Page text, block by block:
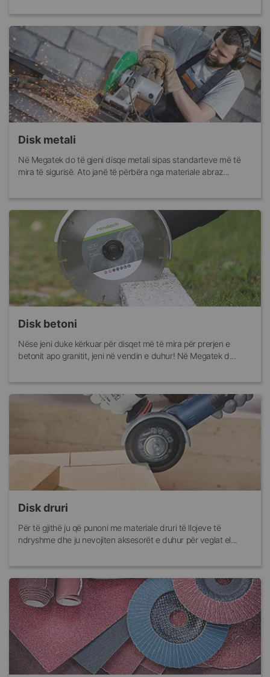
Disk metali
Në Megatek do të gjeni disqe metali sipas standarteve më të
mira të sigurisë. Ato janë të përbëra nga materiale abraz...
Disk betoni
Nëse jeni duke kërkuar për disqet më të mira për prerjen e
betonit apo granitit, jeni në vendin e duhur! Në Megatek d...
Disk druri
Për të gjithë ju që punoni me materiale druri të llojeve të
ndryshme dhe ju nevojiten aksesorët e duhur për veglat el...